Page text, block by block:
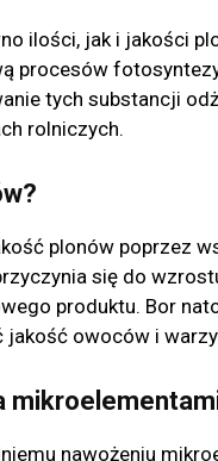
ilości, jak i jakości
procesów
tych substancji
rolniczych.
plonów poprzez
się do
produktu. Bor
jakość owoców i
nawożeniu